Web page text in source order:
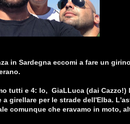
in Sardegna eccomi a fare un
tutti e 4: Io, GiaLLuca (dai Cazzo!)
girellare per le strade dell'Elba.
comunque che eravamo in moto,